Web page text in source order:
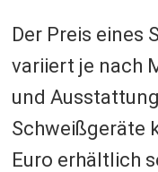
Der Preis eines
variiert je nach
und
Schweißgeräte
Euro erhältlich